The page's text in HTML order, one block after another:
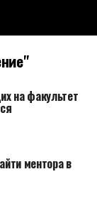
на факультет
ментора в